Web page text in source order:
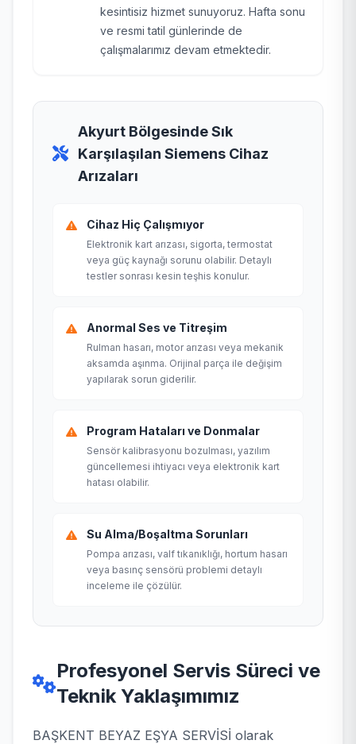
kesintisiz hizmet sunuyoruz. Hafta sonu
ve resmi tatil günlerinde de
çalışmalarımız devam etmektedir.
Akyurt Bölgesinde Sık
Karşılaşılan Siemens Cihaz
Arızaları
Cihaz Hiç Çalışmıyor
Elektronik kart arızası, sigorta, termostat
veya güç kaynağı sorunu olabilir. Detaylı
testler sonrası kesin teşhis konulur.
Anormal Ses ve Titreşim
Rulman hasarı, motor arızası veya mekanik
aksamda aşınma. Orijinal parça ile değişim
yapılarak sorun giderilir.
Program Hataları ve Donmalar
Sensör kalibrasyonu bozulması, yazılım
güncellemesi ihtiyacı veya elektronik kart
hatası olabilir.
Su Alma/Boşaltma Sorunları
Pompa arızası, valf tıkanıklığı, hortum hasarı
veya basınç sensörü problemi detaylı
inceleme ile çözülür.
Profesyonel Servis Süreci ve
Teknik Yaklaşımımız
BAŞKENT BEYAZ EŞYA SERVİSİ olarak